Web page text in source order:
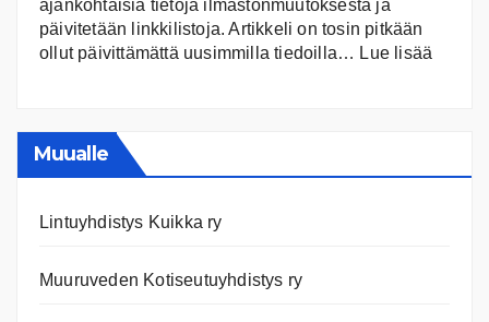
ajankohtaisia tietoja ilmastonmuutoksesta ja
päivitetään linkkilistoja. Artikkeli on tosin pitkään
ollut päivittämättä uusimmilla tiedoilla… Lue lisää
Muualle
Lintuyhdistys Kuikka ry
Muuruveden Kotiseutuyhdistys ry